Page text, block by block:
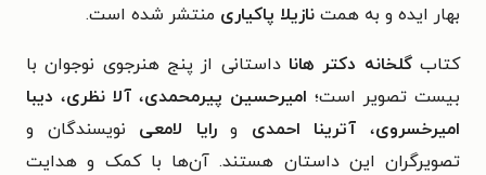
بهار ایده و به همت نازیلا پاکیاری منتشر شده است.
کتابگلخانه دکتر هانا داستانی از پنج هنرجوی نوجوان با
بیست تصویر است؛ امیرحسین پیرمحمدی، آلا نظری، دیبا
امیرخسروی،آترینا احمدی ورایا لامعی نویسندگان و
تصویرگران این داستان هستند. آن‌ها با کمک و هدایت